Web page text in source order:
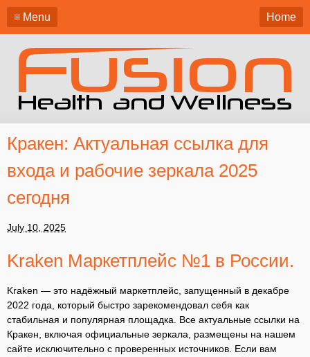
≡ Menu Home
Кракен: Актуальная ссылка для
входа и рабочие зеркала 2025
сегодня
July 10, 2025
Kraken Маркетплейс №1 в России.
Kraken — это надёжный маркетплейс, запущенный в декабре
2022 года, который быстро зарекомендовал себя как
стабильная и популярная площадка. Все актуальные ссылки на
Кракен, включая официальные зеркала, размещены на нашем
сайте исключительно с проверенных источников. Если вам